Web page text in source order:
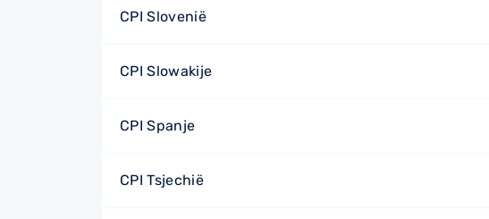
CPI Slovenië
CPI Slowakije
CPI Spanje
CPI Tsjechië